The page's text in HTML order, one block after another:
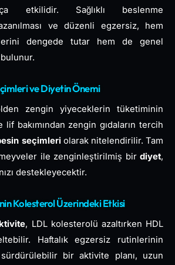
etkilidir. Sağlıklı beslenme
ve düzenli egzersiz, hem
dengede tutar hem de genel
bulunur.
ve Diyetin Önemi
zengin yiyeceklerin tüketiminin
lif bakımından zengin gıdaların tercih
seçimleriolarak nitelendirilir. Tam
ile zenginleştirilmiş bir diyet,
destekleyecektir.
Kolesterol Üzerindeki Etkisi
, LDL kolesterolü azaltırken HDL
Haftalık egzersiz rutinlerinin
bir aktivite planı, uzun